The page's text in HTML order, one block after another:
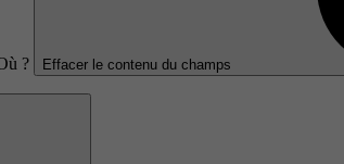
? Effacer le contenu du champs